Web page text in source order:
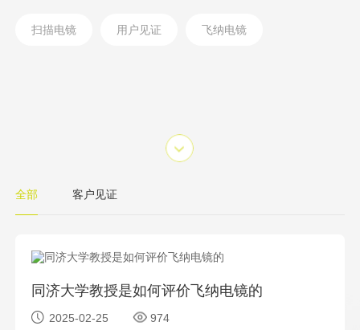
扫描电镜 用户见证 飞纳电镜
全部 客户见证
同济大学教授是如何评价飞纳电镜的
2025-02-25 974